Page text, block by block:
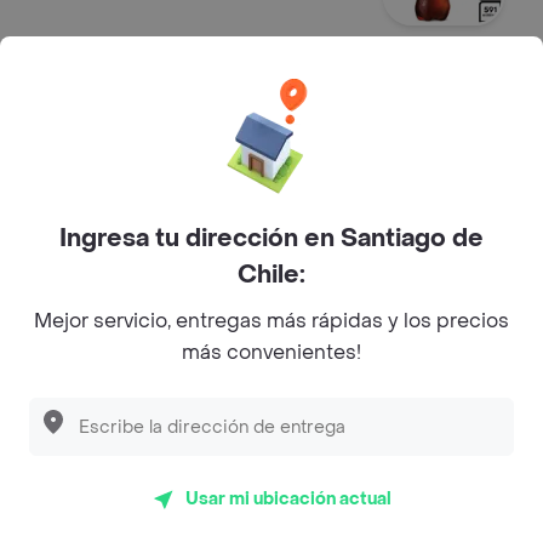
Bebida
Ingresa tu dirección en Santiago de
Chile:
Mejor servicio, entregas más rápidas y los precios
más convenientes!
Usar mi ubicación actual